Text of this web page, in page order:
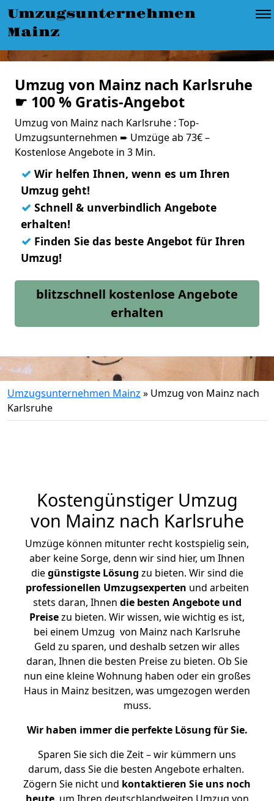
Umzugsunternehmen
Mainz
Umzug von Mainz nach Karlsruhe
☛ 100 % Gratis-Angebot
Umzug von Mainz nach Karlsruhe : Top-
Umzugsunternehmen ➨ Umzüge ab 73€ –
Kostenlose Angebote in 3 Min.
✓ Wir helfen Ihnen, wenn es um Ihren
Umzug geht!
✓ Schnell & unverbindlich Angebote
erhalten!
✓ Finden Sie das beste Angebot für Ihren
Umzug!
blitzschnell kostenlose Angebote
erhalten
Umzugsunternehmen Mainz » Umzug von Mainz nach
Karlsruhe
Kostengünstiger Umzug
von Mainz nach Karlsruhe
Umzüge können mitunter recht kostspielig sein,
aber keine Sorge, denn wir sind hier, um Ihnen
diegünstigste Lösung zu bieten. Wir sind die
professionellen Umzugsexperten und arbeiten
stets daran, Ihnen die besten Angebote und
Preisezu bieten. Wir wissen, wie wichtig es ist,
bei einem Umzug von Mainz nach Karlsruhe
Geld zu sparen, und deshalb setzen wir alles
daran, Ihnen die besten Preise zu bieten. Ob Sie
nun eine kleine Wohnung haben oder ein großes
Haus in Mainz besitzen, was umgezogen werden
muss.
Wir haben immer die perfekte Lösung für Sie.
Sparen Sie sich die Zeit – wir kümmern uns
darum, dass Sie die besten Angebote erhalten.
Zögern Sie nicht und kontaktieren Sie uns noch